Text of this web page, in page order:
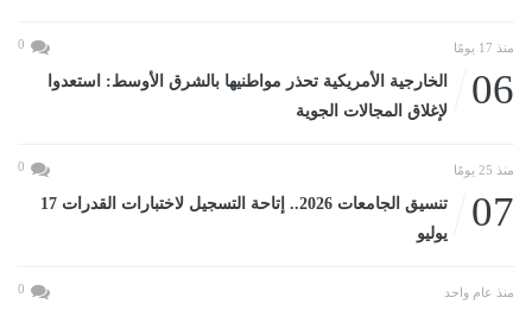
منذ 17 يومًا 0
06
الخارجية الأمريكية تحذر مواطنيها بالشرق الأوسط: استعدوا
لإغلاق المجالات الجوية
منذ 25 يومًا 0
07
تنسيق الجامعات 2026.. إتاحة التسجيل لاختبارات القدرات 17
يوليو
منذ عام واحد 0